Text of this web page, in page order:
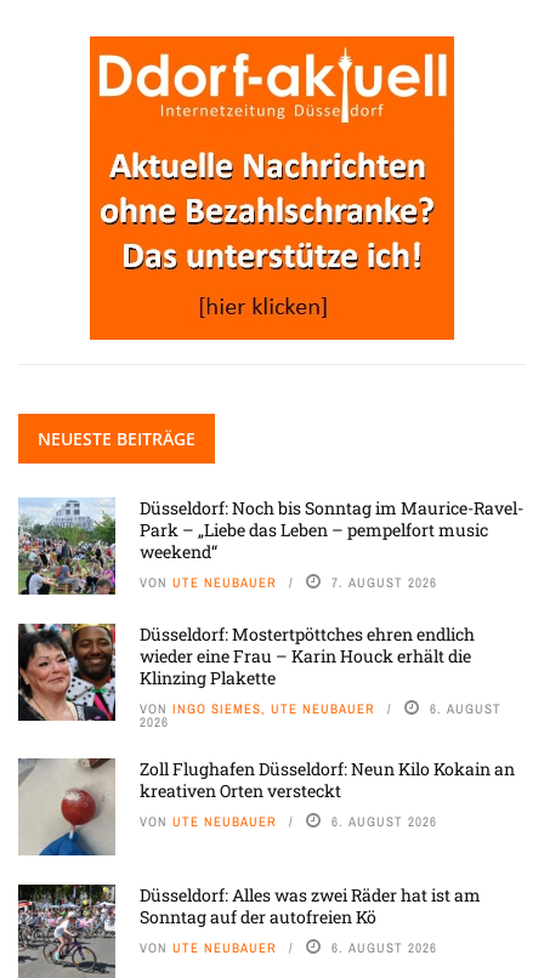
NEUESTE BEITRÄGE
Düsseldorf: Noch bis Sonntag im Maurice-Ravel-
Park – „Liebe das Leben – pempelfort music
weekend“
VON UTE NEUBAUER 7. AUGUST 2026
Düsseldorf: Mostertpöttches ehren endlich
wieder eine Frau – Karin Houck erhält die
Klinzing Plakette
VON INGO SIEMES, UTE NEUBAUER 6. AUGUST
2026
Zoll Flughafen Düsseldorf: Neun Kilo Kokain an
kreativen Orten versteckt
VON UTE NEUBAUER 6. AUGUST 2026
Düsseldorf: Alles was zwei Räder hat ist am
Sonntag auf der autofreien Kö
VON UTE NEUBAUER 6. AUGUST 2026